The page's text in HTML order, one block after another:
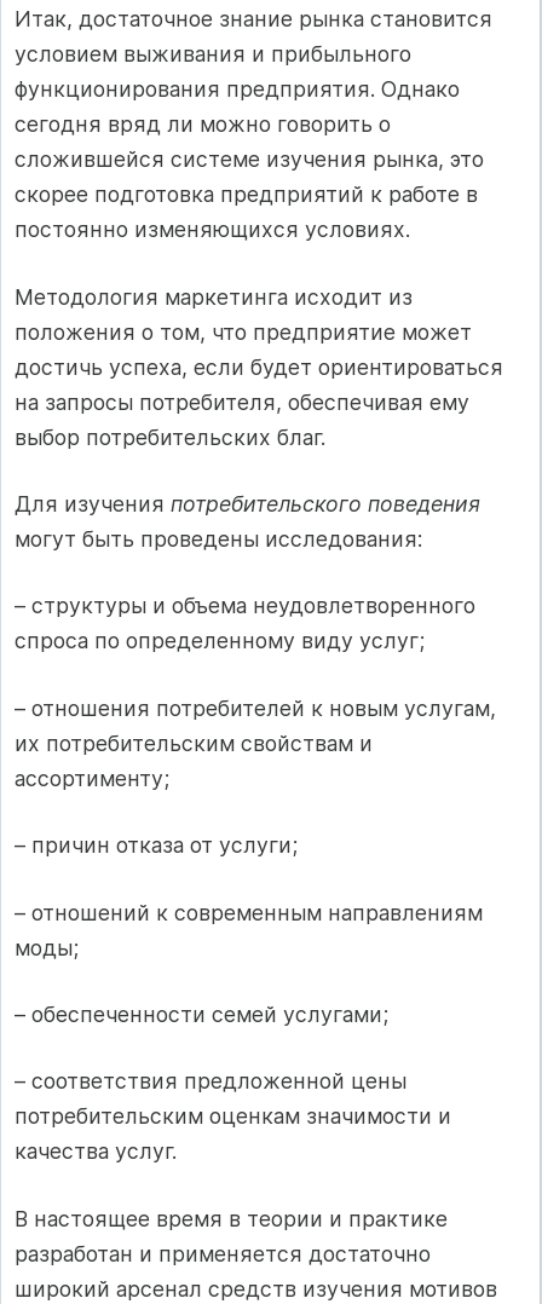
Итак, достаточное знание рынка становится
условием выживания и прибыльного
функционирования предприятия. Однако
сегодня вряд ли можно говорить о
сложившейся системе изучения рынка, это
скорее подготовка предприятий к работе в
постоянно изменяющихся условиях.
Методология маркетинга исходит из
положения о том, что предприятие может
достичь успеха, если будет ориентироваться
на запросы потребителя, обеспечивая ему
выбор потребительских благ.
Для изучения потребительского поведения
могут быть проведены исследования:
– структуры и объема неудовлетворенного
спроса по определенному виду услуг;
– отношения потребителей к новым услугам,
их потребительским свойствам и
ассортименту;
– причин отказа от услуги;
– отношений к современным направлениям
моды;
– обеспеченности семей услугами;
– соответствия предложенной цены
потребительским оценкам значимости и
качества услуг.
В настоящее время в теории и практике
разработан и применяется достаточно
широкий арсенал средств изучения мотивов